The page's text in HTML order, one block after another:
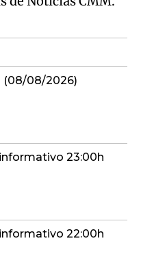
(08/08/2026)
23:00h
22:00h